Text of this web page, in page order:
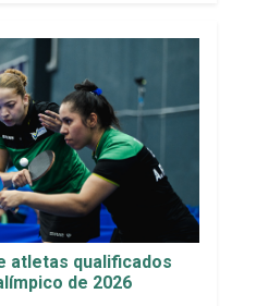
atletas qualificados
de 2026